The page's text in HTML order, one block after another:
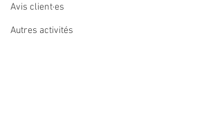
Avis client·es
Autres activités